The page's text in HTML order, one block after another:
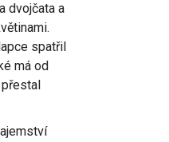
dvojčata a
spatřil
má od
přestal